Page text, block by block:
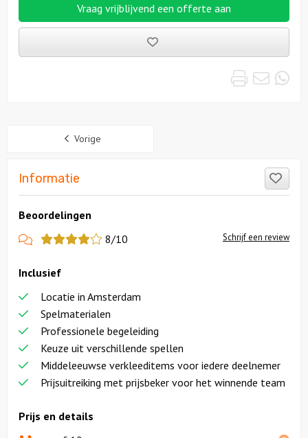
Vraag vrijblijvend een offerte aan
uitjes
Print
Vorige
Informatie
Beoordelingen
View
reviews
8/10 Schrijf een review
Prijs en details
Inclusief
Locatie in Amsterdam
Spelmaterialen
Professionele begeleiding
Keuze uit verschillende spellen
Middeleeuwse verkleeditems voor iedere deelnemer
Prijsuitreiking met prijsbeker voor het winnende team